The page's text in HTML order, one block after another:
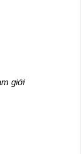
giới